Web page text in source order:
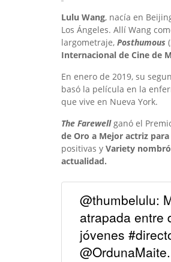
Lulu Wang, nacía en
Los Ángeles. Allí Wang
largometraje, Posthumous
Internacional de Cine de
En enero de 2019, su
basó la película en la
que vive en Nueva York.
The Farewellganó el
de Oro a Mejor actriz para
positivas y Variety
actualidad.
@thumbelulu:
atrapada entre
jóvenes
@OrdunaMaite.